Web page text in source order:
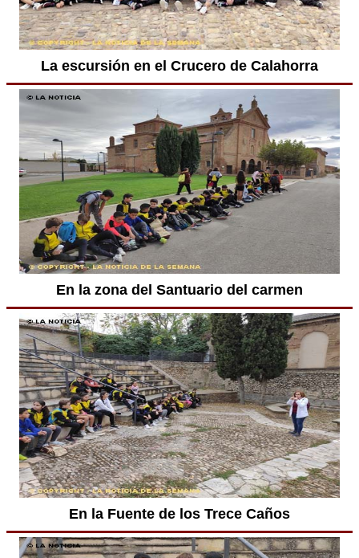
La escursión en el Crucero de Calahorra
En la zona del Santuario del carmen
En la Fuente de los Trece Caños